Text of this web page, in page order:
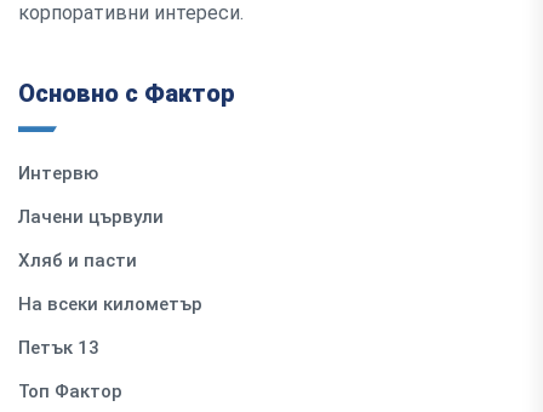
корпоративни интереси.
Основно с Фактор
Интервю
Лачени цървули
Хляб и пасти
На всеки километър
Петък 13
Топ Фактор